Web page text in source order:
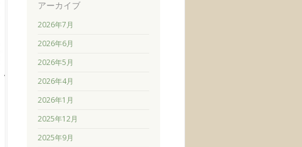
アーカイブ
2026年7月
2026年6月
2026年5月
2026年4月
2026年1月
2025年12月
2025年9月